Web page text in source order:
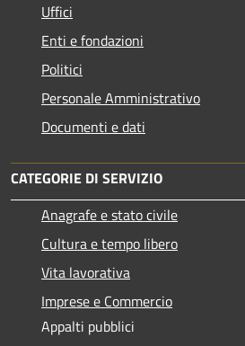
Uffici
Enti e fondazioni
Politici
Personale Amministrativo
Documenti e dati
CATEGORIE DI SERVIZIO
Anagrafe e stato civile
Cultura e tempo libero
Vita lavorativa
Imprese e Commercio
Appalti pubblici